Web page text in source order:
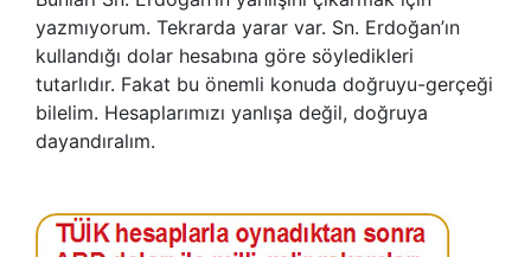
yazmıyorum. Tekrarda yarar var. Sn. Erdoğan’ın
kullandığı dolar hesabına göre söyledikleri
tutarlıdır. Fakat bu önemli konuda doğruyu-gerçeği
bilelim. Hesaplarımızı yanlışa değil, doğruya
dayandıralım.